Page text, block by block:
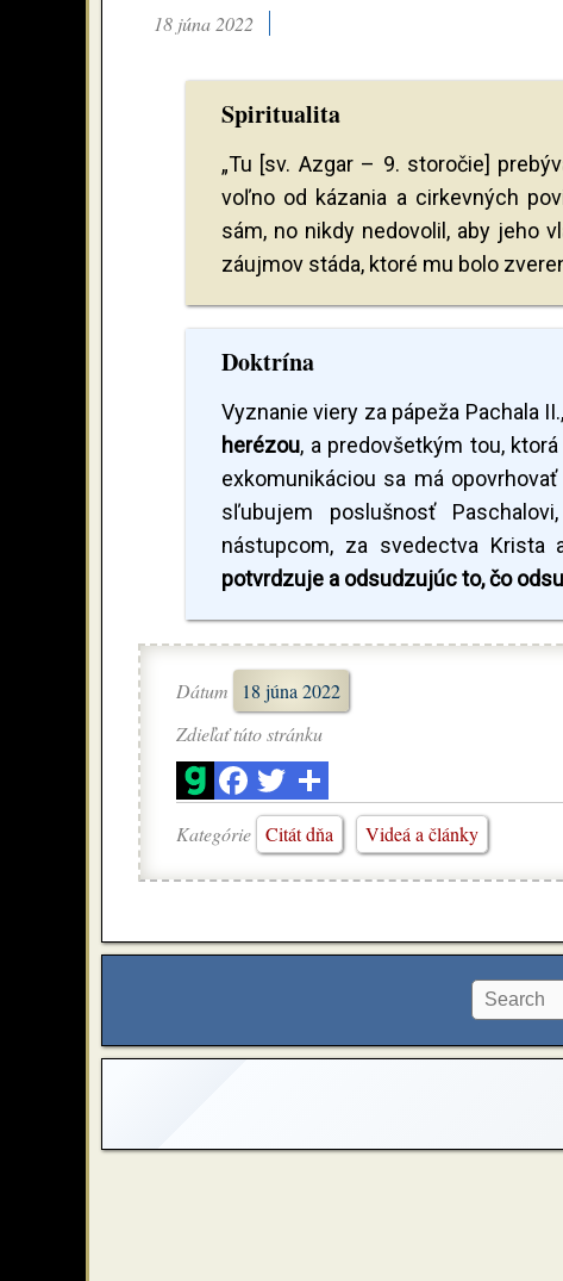
18 júna 2022
Spiritualita
„Tu [sv. Azgar – 9. storočie]
voľno od kázania a cirkevných
sám, no nikdy nedovolil, aby jeho
záujmov stáda, ktoré mu bolo
Doktrína
Vyznanie viery za pápeža Pachala II.,
herézou, a predovšetkým tou,
exkomunikáciou sa má
sľubujem poslušnosť
nástupcom, za svedectva Krista
potvrdzuje a odsudzujúc to, čo
Dátum
18 júna 2022
Zdieľať túto stránku
Kategórie Citát dňa Videá a články